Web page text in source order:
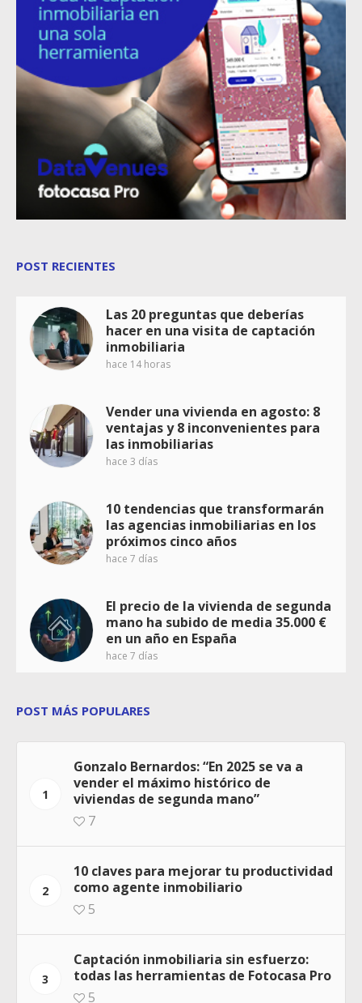
POST RECIENTES
Las 20 preguntas que deberías
hacer en una visita de captación
inmobiliaria
hace 14 horas
Vender una vivienda en agosto: 8
ventajas y 8 inconvenientes para
las inmobiliarias
hace 3 días
10 tendencias que transformarán
las agencias inmobiliarias en los
próximos cinco años
hace 7 días
El precio de la vivienda de segunda
mano ha subido de media 35.000 €
en un año en España
hace 7 días
POST MÁS POPULARES
1
Gonzalo Bernardos: “En 2025 se va a
vender el máximo histórico de
viviendas de segunda mano”
7
2
10 claves para mejorar tu productividad
como agente inmobiliario
5
3
Captación inmobiliaria sin esfuerzo:
todas las herramientas de Fotocasa Pro
5